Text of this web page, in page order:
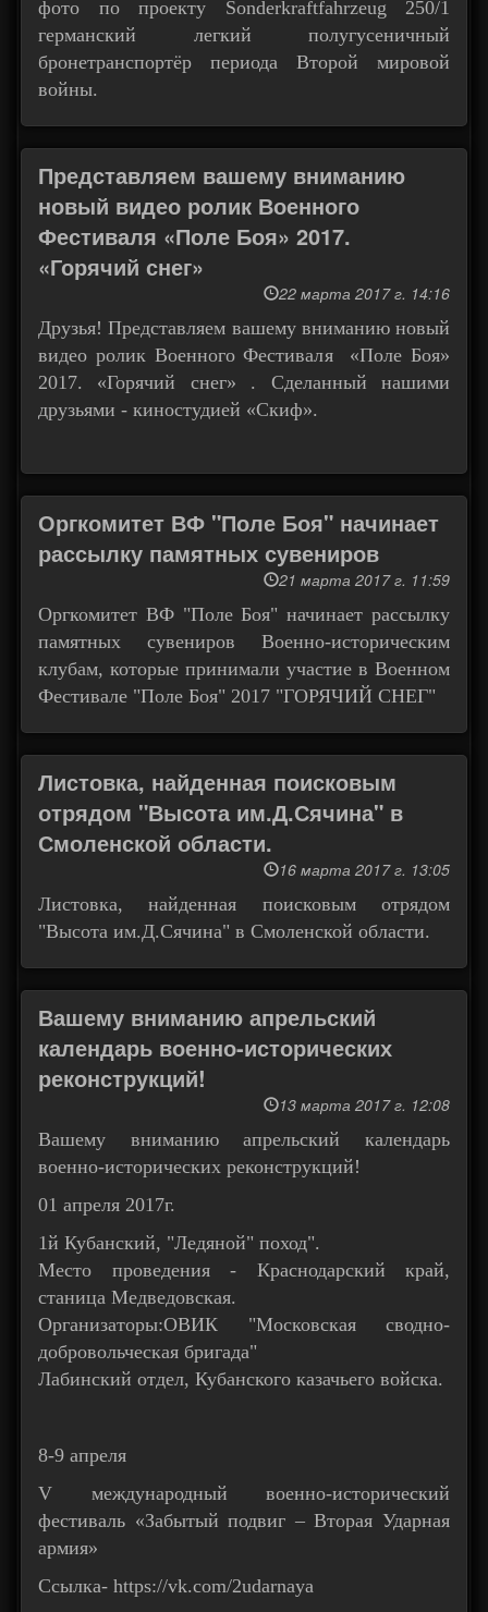
фото по проекту Sonderkraftfahrzeug 250/1
германский легкий полугусеничный
бронетранспортёр периода Второй мировой
войны.
Представляем вашему вниманию
новый видео ролик Военного
Фестиваля «Поле Боя» 2017.
«Горячий снег»
22 марта 2017 г. 14:16
Друзья! Представляем вашему вниманию новый
видео ролик Военного Фестиваля «Поле Боя»
2017. «Горячий снег» . Сделанный нашими
друзьями - киностудией «Скиф».
Оргкомитет ВФ "Поле Боя" начинает
рассылку памятных сувениров
21 марта 2017 г. 11:59
Оргкомитет ВФ "Поле Боя" начинает рассылку
памятных сувениров Военно-историческим
клубам, которые принимали участие в Военном
Фестивале "Поле Боя" 2017 "ГОРЯЧИЙ СНЕГ"
Листовка, найденная поисковым
отрядом "Высота им.Д.Сячина" в
Смоленской области.
16 марта 2017 г. 13:05
Листовка, найденная поисковым отрядом
"Высота им.Д.Сячина" в Смоленской области.
Вашему вниманию апрельский
календарь военно-исторических
реконструкций!
13 марта 2017 г. 12:08
Вашему вниманию апрельский календарь
военно-исторических реконструкций!
01 апреля 2017г.
1й Кубанский, "Ледяной" поход".
Место проведения - Краснодарский край,
станица Медведовская.
Организаторы:ОВИК "Московская сводно-
добровольческая бригада"
Лабинский отдел, Кубанского казачьего войска.
8-9 апреля
V международный военно-исторический
фестиваль «Забытый подвиг – Вторая Ударная
армия»
Ссылка- https://vk.com/2udarnaya